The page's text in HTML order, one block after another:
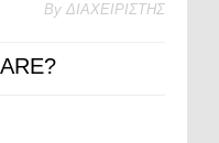
By ΔΙΑΧΕΙΡΙΣΤΗΣ